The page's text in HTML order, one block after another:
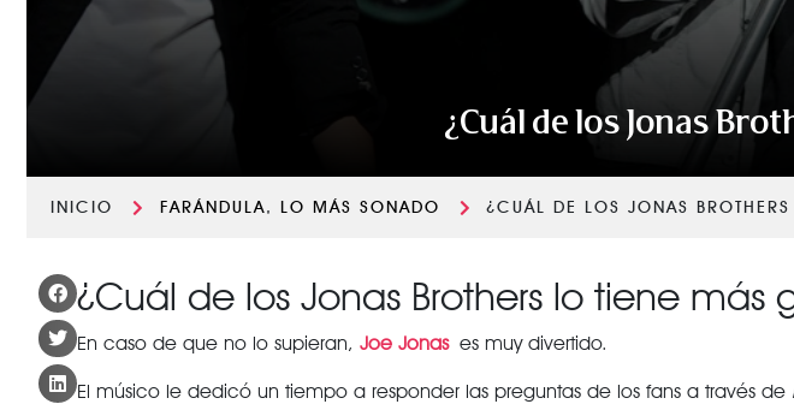
¿Cuál de los Jonas
INICIO FARÁNDULA, LO MÁS SONADO ¿CUÁL DE LOS JONAS
¿Cuál de los Jonas Brothers lo tiene más
En caso de que no lo supieran, Joe Jonases muy divertido.
El músico le dedicó un tiempo a responder las preguntas de los fans a través de